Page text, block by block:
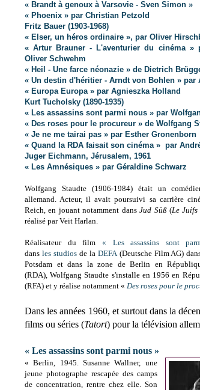
« Brandt à genoux à Varsovie - Sven Simon »
« Phoenix » par Christian Petzold
Fritz Bauer (1903-1968)
« Elser, un héros ordinaire », par Oliver
« Artur Brauner - L'aventurier du cinéma »
Oliver Schwehm
« Heil - Une farce néonazie » de Dietrich
« Un destin d'héritier - Arndt von Bohlen » par
« Europa Europa » par Agnieszka Holland
Kurt Tucholsky (1890-1935)
« Les assassins sont parmi nous » par
« Des roses pour le procureur » de Wolfgang
« Je ne me tairai pas » par Esther Gronenborn
« Quand la RDA faisait son cinéma » par
Juger Eichmann, Jérusalem, 1961
« Les Amnésiques » par Géraldine Schwarz
Wolfgang Staudte (1906-1984) était un
allemand. Acteur, il avait poursuivi sa carrière
Reich, en jouant notamment dansJud Süß (Le Juifs
réalisé par Veit Harlan.
Réalisateur du film « Les assassins sont
dans les studiosde la DEFA(Deutsche Film AG)
Potsdam et dans la zone de Berlin en
(RDA), Wolfgang Staudte s'installe en 1956 en
(RFA) et y réalise notamment « Des roses pour le
Dans les années 1960, et surtout dans la
films ou séries (Tatort) pour la télévision
« Les assassins sont parmi nous »
« Berlin, 1945. Susanne Wallner, une
jeune photographe rescapée des camps
de concentration, rentre chez elle. Son